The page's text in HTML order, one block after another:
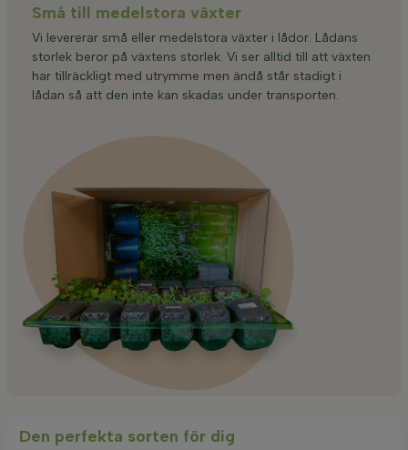
Små till medelstora växter
Vi levererar små eller medelstora växter i lådor. Lådans
storlek beror på växtens storlek. Vi ser alltid till att växten
har tillräckligt med utrymme men ändå står stadigt i
lådan så att den inte kan skadas under transporten.
Den perfekta sorten för dig